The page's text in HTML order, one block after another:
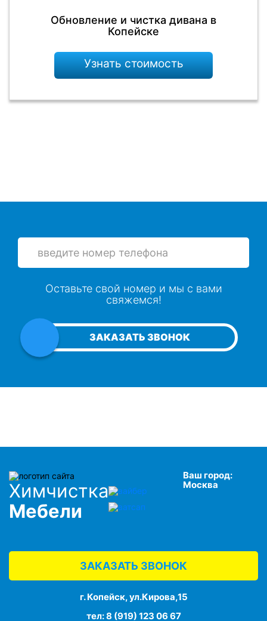
Обновление и чистка дивана в
Копейске
Узнать стоимость
ЗАКАЗАТЬ ЗВОНОК
Оставьте свой номер и мы с вами
свяжемся!
Химчистка
Мебели
Ваш город:
Москва
ЗАКАЗАТЬ ЗВОНОК
г. Копейск, ул.Кирова,15
тел:8 (919) 123 06 67